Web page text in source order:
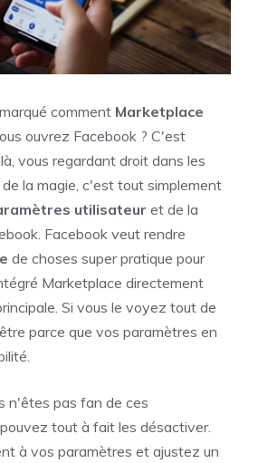
comment Marketplace
ouvrez Facebook ? C'est
vous regardant droit dans les
la magie, c'est tout simplement
utilisateur et de la
Facebook veut rendre
de choses super pratique pour
Marketplace directement
Si vous le voyez tout de
parce que vos paramètres en
n'êtes pas fan de ces
tout à fait les désactiver.
à vos paramètres et ajustez un